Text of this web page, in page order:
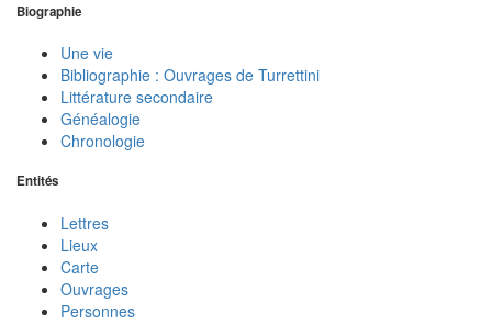
Biographie
Une vie
Bibliographie : Ouvrages de Turrettini
Littérature secondaire
Généalogie
Chronologie
Entités
Lettres
Lieux
Carte
Ouvrages
Personnes